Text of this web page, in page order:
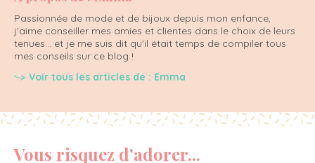
Passionnée de mode et de bijoux depuis mon enfance,
j'aime conseiller mes amies et clientes dans le choix de leurs
tenues... et je me suis dit qu'il était temps de compiler tous
mes conseils sur ce blog !
Voir tous les articles de : Emma
Vous risquez d'adorer...